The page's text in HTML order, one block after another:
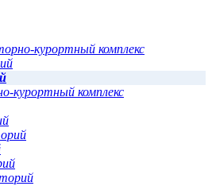
курортный комплекс
курортный комплекс